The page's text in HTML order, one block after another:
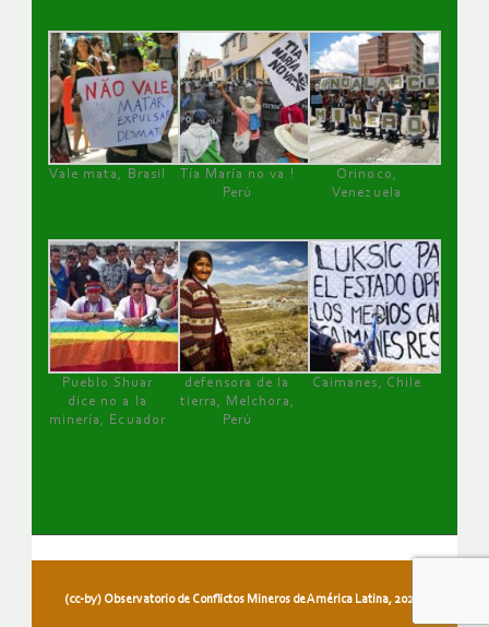
Vale mata, Brasil
Tía María no va !
Perú
Orinoco,
Venezuela
Pueblo Shuar
dice no a la
minería, Ecuador
defensora de la
tierra, Melchora,
Perú
Caimanes, Chile
(cc-by) Observatorio de Conflictos Mineros de América Latina, 2026